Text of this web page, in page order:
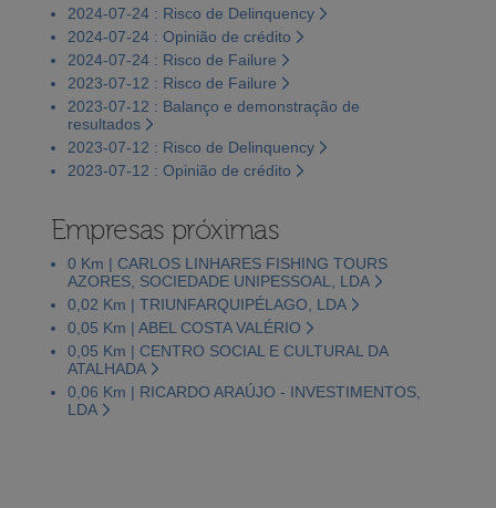
2024-07-24 : Risco de Delinquency
2024-07-24 : Opinião de crédito
2024-07-24 : Risco de Failure
2023-07-12 : Risco de Failure
2023-07-12 : Balanço e demonstração de
resultados
2023-07-12 : Risco de Delinquency
2023-07-12 : Opinião de crédito
Empresas próximas
0 Km | CARLOS LINHARES FISHING TOURS
AZORES, SOCIEDADE UNIPESSOAL, LDA
0,02 Km | TRIUNFARQUIPÉLAGO, LDA
0,05 Km | ABEL COSTA VALÉRIO
0,05 Km | CENTRO SOCIAL E CULTURAL DA
ATALHADA
0,06 Km | RICARDO ARAÚJO - INVESTIMENTOS,
LDA